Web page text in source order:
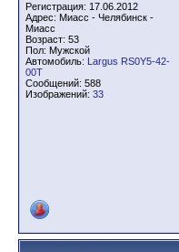
Регистрация: 17.06.2012
Адрес: Миасс - Челябинск -
Миасс
Возраст: 53
Пол: Мужской
Автомобиль: Largus RS0Y5-42-
00T
Сообщений: 588
Изображений: 33